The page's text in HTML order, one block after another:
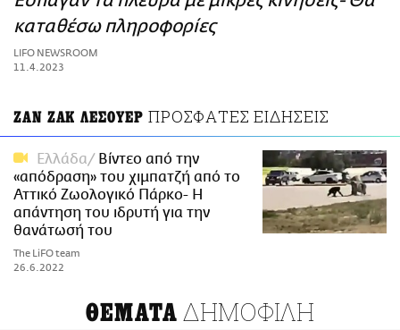
ΑΜΠΑ
PRINT
καταθέσω πληροφορίες
LIFO NEWSROOM
11.4.2023
ΖΑΝ ΖΑΚ ΛΕΣΟΥΕΡ ΠΡΟΣΦΑΤΕΣ ΕΙΔΗΣΕΙΣ
Ελλάδα
Βίντεο από την
«απόδραση» του χιμπατζή από το
Αττικό Ζωολογικό Πάρκο- Η
απάντηση του ιδρυτή για την
θανάτωσή του
The LiFO team
26.6.2022
ΘΕΜΑΤΑ ΔΗΜΟΦΙΛΗ